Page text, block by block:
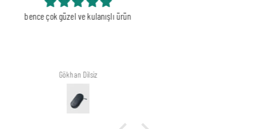
Çok memnunum